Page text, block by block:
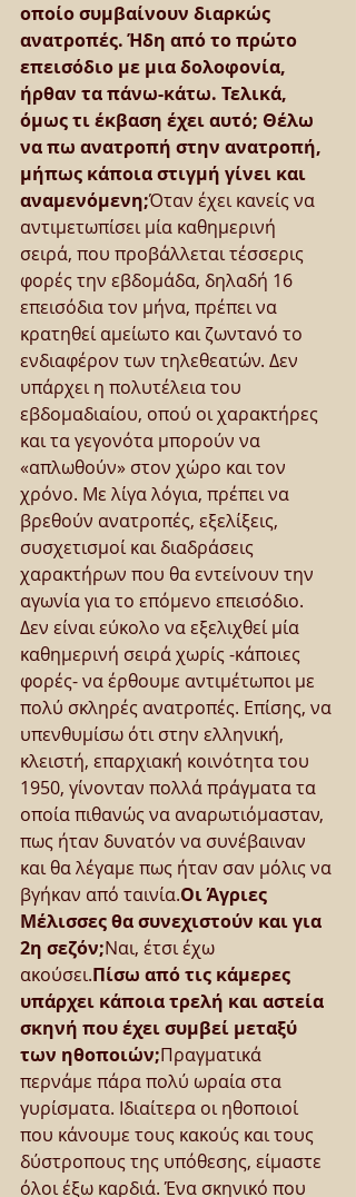
οποίο συμβαίνουν διαρκώς
ανατροπές. Ήδη από το πρώτο
επεισόδιο με μια δολοφονία,
ήρθαν τα πάνω-κάτω. Τελικά,
όμως τι έκβαση έχει αυτό; Θέλω
να πω ανατροπή στην ανατροπή,
μήπως κάποια στιγμή γίνει και
αναμενόμενη;Όταν έχει κανείς να
αντιμετωπίσει μία καθημερινή
σειρά, που προβάλλεται τέσσερις
φορές την εβδομάδα, δηλαδή 16
επεισόδια τον μήνα, πρέπει να
κρατηθεί αμείωτο και ζωντανό το
ενδιαφέρον των τηλεθεατών. Δεν
υπάρχει η πολυτέλεια του
εβδομαδιαίου, οπού οι χαρακτήρες
και τα γεγονότα μπορούν να
«απλωθούν» στον χώρο και τον
χρόνο. Με λίγα λόγια, πρέπει να
βρεθούν ανατροπές, εξελίξεις,
συσχετισμοί και διαδράσεις
χαρακτήρων που θα εντείνουν την
αγωνία για το επόμενο επεισόδιο.
Δεν είναι εύκολο να εξελιχθεί μία
καθημερινή σειρά χωρίς -κάποιες
φορές- να έρθουμε αντιμέτωποι με
πολύ σκληρές ανατροπές. Επίσης, να
υπενθυμίσω ότι στην ελληνική,
κλειστή, επαρχιακή κοινότητα του
1950, γίνονταν πολλά πράγματα τα
οποία πιθανώς να αναρωτιόμασταν,
πως ήταν δυνατόν να συνέβαιναν
και θα λέγαμε πως ήταν σαν μόλις να
βγήκαν από ταινία.Οι Άγριες
Μέλισσες θα συνεχιστούν και για
2η σεζόν;Ναι, έτσι έχω
ακούσει.Πίσω από τις κάμερες
υπάρχει κάποια τρελή και αστεία
σκηνή που έχει συμβεί μεταξύ
των ηθοποιών;Πραγματικά
περνάμε πάρα πολύ ωραία στα
γυρίσματα. Ιδιαίτερα οι ηθοποιοί
που κάνουμε τους κακούς και τους
δύστροπους της υπόθεσης, είμαστε
όλοι έξω καρδιά. Ένα σκηνικό που